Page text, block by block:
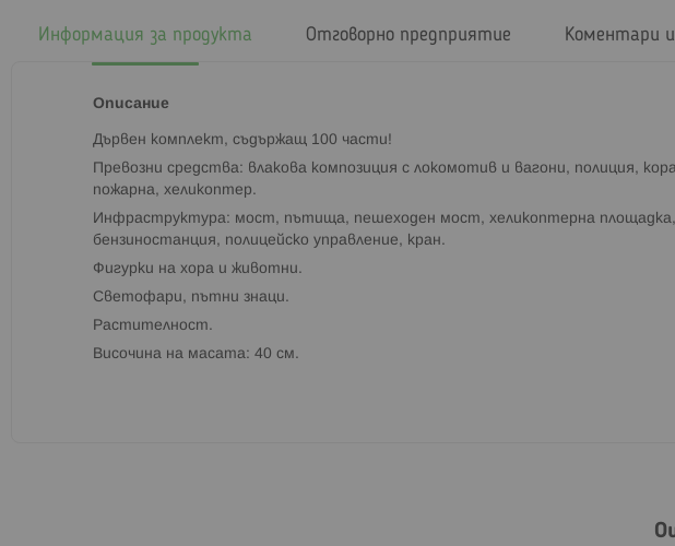
Информация за продукта
Описание
Дървен комплект, съдържащ 100 части!
Превозни средства: влакова композиция с локомотив и вагони, полиция,
пожарна, хеликоптер.
Инфраструктура: мост, пътища, пешеходен мост, хеликоптерна площадка,
бензиностанция, полицейско управление, кран.
Фигурки на хора и животни.
Светофари, пътни знаци.
Растителност.
Височина на масата: 40 см.
Отговорно предприятие Коментари